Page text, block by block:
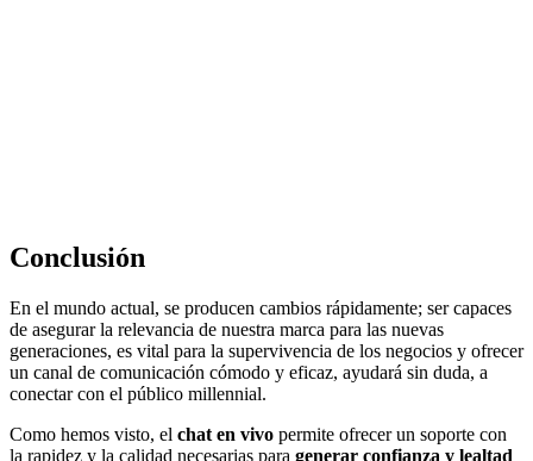
Conclusión
En el mundo actual, se producen cambios rápidamente; ser capaces
de asegurar la relevancia de nuestra marca para las nuevas
generaciones, es vital para la supervivencia de los negocios y ofrecer
un canal de comunicación cómodo y eficaz, ayudará sin duda, a
conectar con el público millennial.
Como hemos visto, el chat en vivo permite ofrecer un soporte con
la rapidez y la calidad necesarias para generar confianza y lealtad